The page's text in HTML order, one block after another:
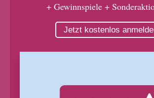
+ Gewinnspiele +
Jetzt kostenlos